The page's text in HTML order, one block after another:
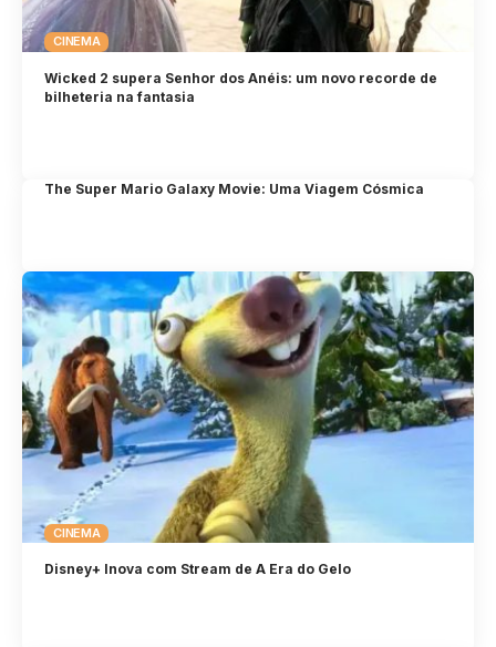
CINEMA
Wicked 2 supera Senhor dos Anéis: um novo recorde de
bilheteria na fantasia
The Super Mario Galaxy Movie: Uma Viagem Cósmica
CINEMA
Disney+ Inova com Stream de A Era do Gelo